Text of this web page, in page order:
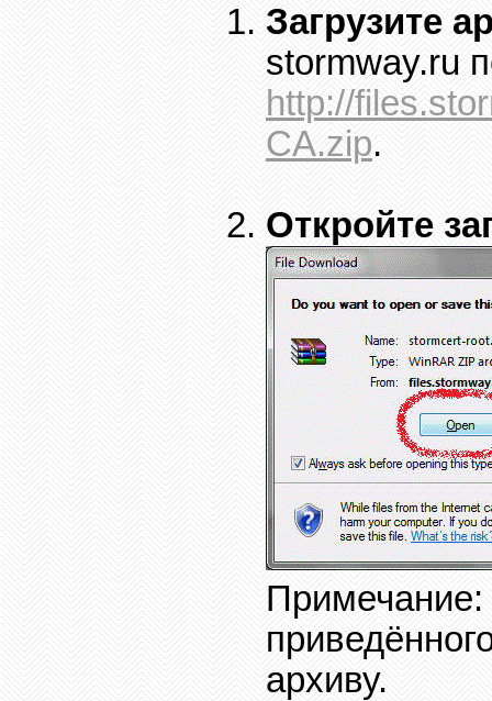
Загрузите
stormway.ru
http://
CA.zip.
Откройте
Примечание:
архиву.